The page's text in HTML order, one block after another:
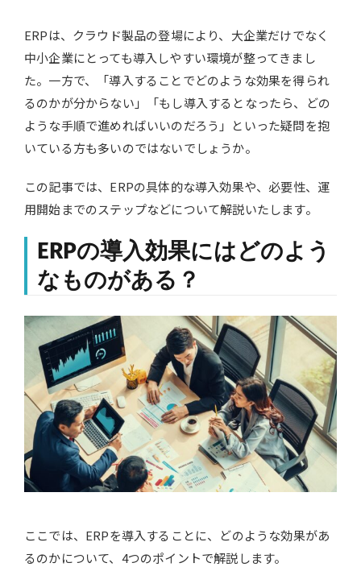
ERPは、クラウド製品の登場により、大企業だけでなく
中小企業にとっても導入しやすい環境が整ってきまし
た。一方で、「導入することでどのような効果を得られ
るのかが分からない」「もし導入するとなったら、どの
ような手順で進めればいいのだろう」といった疑問を抱
いている方も多いのではないでしょうか。
この記事では、ERPの具体的な導入効果や、必要性、運
用開始までのステップなどについて解説いたします。
ERPの導入効果にはどのよう
なものがある？
ここでは、ERPを導入することに、どのような効果があ
るのかについて、4つのポイントで解説します。